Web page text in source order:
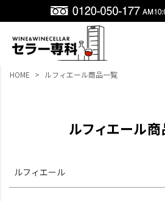
HOME ルフィエール商品一覧
ルフィエール
ルフィエール
並び順
新着順
登録順
価格が高い順
キーワードヒット順